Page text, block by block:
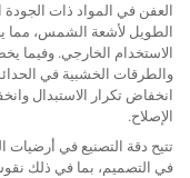
العفن في المواد ذات الجودة
الطويل لأشعة الشمس، مما
الاستخدام الخارجي. وفيما
والطرقات الخشبية في
انخفاض تكرار الاستبدال
الإصلاح.
تتيح دقة التصنيع في أرضيات
في التصميم، بما في ذلك